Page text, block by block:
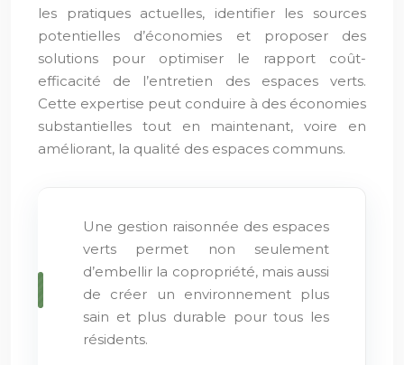
les pratiques actuelles, identifier les sources
potentielles d’économies et proposer des
solutions pour optimiser le rapport coût-
efficacité de l’entretien des espaces verts.
Cette expertise peut conduire à des économies
substantielles tout en maintenant, voire en
améliorant, la qualité des espaces communs.
Une gestion raisonnée des espaces
verts permet non seulement
d’embellir la copropriété, mais aussi
de créer un environnement plus
sain et plus durable pour tous les
résidents.